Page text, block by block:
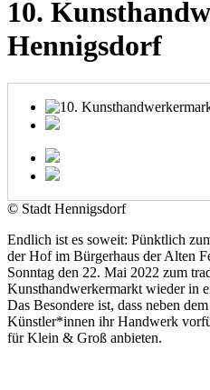
10.
Hennigsdorf
© Stadt Hennigsdorf
Endlich ist es soweit: Pünktlich
der Hof im Bürgerhaus der Alten
Sonntag den 22. Mai 2022 zum
Kunsthandwerkermarkt wieder in
Das Besondere ist, dass neben
Künstler*innen ihr Handwerk
für Klein & Groß anbieten.